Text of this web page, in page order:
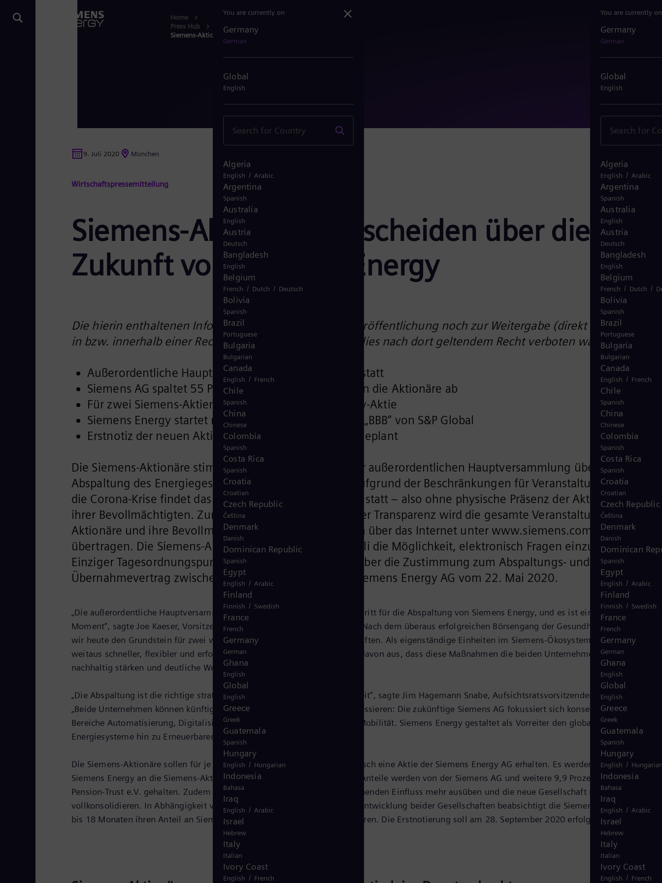
Home
Press Hub
Siemens-Aktionäre entscheiden über die Z...
You are currently on
Germany
German
Global
English
Algeria
English / Arabic
Argentina
Spanish
Australia
English
Austria
Deutsch
Bangladesh
English
Belgium
French / Dutch /
Bolivia
Spanish
Brazil
Portuguese
Bulgaria
Bulgarian
Canada
English / French
Chile
Spanish
China
Chinese
Colombia
Spanish
Costa Rica
Spanish
Croatia
Croatian
Czech Republic
Čeština
Denmark
Danish
Dominican
Spanish
Egypt
English / Arabic
Finland
Finnish / Swedish
France
French
Germany
German
Ghana
English
Global
English
Greece
Greek
Guatemala
Spanish
Hungary
English /
Indonesia
Bahasa
Iraq
English / Arabic
Israel
Hebrew
Italy
Italian
Ivory Coast
English / French
9. Juli 2020 München
Wirtschaftspressemitteilung
Siemens-Aktionäre entscheiden über die
Zukunft von Siemens Energy
Die hierin enthaltenen Informationen sind weder zur Veröffentlichung noch zur Weitergabe (direkt oder indirekt)
in bzw. innerhalb einer Rechtsordnung gedacht, in der dies nach dort geltendem Recht verboten wäre.
Außerordentliche Hauptversammlung findet virtuell statt
Siemens AG spaltet 55 Prozent der Siemens Energy an die Aktionäre ab
Für zwei Siemens-Aktien gibt es eine Siemens Energy-Aktie
Siemens Energy startet mit Investment-Grade-Rating „BBB“ von S&P Global
Erstnotiz der neuen Aktien für 28. September 2020 geplant
Die Siemens-Aktionäre stimmen heute im Rahmen einer außerordentlichen Hauptversammlung über die
Abspaltung des Energiegeschäfts der Siemens AG ab. Aufgrund der Beschränkungen für Veranstaltungen durch
die Corona-Krise findet das Aktionärstreffen rein virtuell statt – also ohne physische Präsenz der Aktionäre oder
ihrer Bevollmächtigten. Zur Gewährleistung umfassender Transparenz wird die gesamte Veranstaltung für
Aktionäre und ihre Bevollmächtigten live in Bild und Ton über das Internet unter www.siemens.com/hv-service
übertragen. Die Siemens-Aktionäre hatten bis zum 7. Juli die Möglichkeit, elektronisch Fragen einzureichen.
Einziger Tagesordnungspunkt ist die Beschlussfassung über die Zustimmung zum Abspaltungs- und
Übernahmevertrag zwischen der Siemens AG und der Siemens Energy AG vom 22. Mai 2020.
„Die außerordentliche Hauptversammlung ist der letzte entscheidende Schritt für die Abspaltung von Siemens Energy, und es ist ein historischer
Moment“, sagte Joe Kaeser, Vorsitzender des Vorstands der Siemens AG. „Nach dem überaus erfolgreichen Börsengang der Gesundheitstechnik legen
wir heute den Grundstein für zwei weitere fokussierte Siemens-Gesellschaften. Als eigenständige Einheiten im Siemens-Ökosystem können sie
weitaus schneller, flexibler und erfolgreicher agieren. Wir gehen deshalb davon aus, dass diese Maßnahmen die beiden Unternehmen für die Zukunft
nachhaltig stärken und deutliche Wertsteigerungen ermöglichen.“
„Die Abspaltung ist die richtige strategische Entscheidung zur richtigen Zeit“, sagte Jim Hagemann Snabe, Aufsichtsratsvorsitzender der Siemens AG.
„Beide Unternehmen können künftig noch besser globale Megatrends adressieren: Die zukünftige Siemens AG fokussiert sich konsequent auf die
Bereiche Automatisierung, Digitalisierung, intelligente Infrastruktur und Mobilität. Siemens Energy gestaltet als Vorreiter den globalen Wandel der
Energiesysteme hin zu Erneuerbaren Energien.“
Die Siemens-Aktionäre sollen für je zwei Aktien der Siemens AG automatisch eine Aktie der Siemens Energy AG erhalten. Es werden 55 Prozent von
Siemens Energy an die Siemens-Aktionäre abgespalten. 35,1 Prozent der Anteile werden von der Siemens AG und weitere 9,9 Prozent vom Siemens
Pension-Trust e.V. gehalten. Zudem wird die Siemens AG keinen beherrschenden Einfluss mehr ausüben und die neue Gesellschaft nicht
vollkonsolidieren. In Abhängigkeit von der strategischen und operativen Entwicklung beider Gesellschaften beabsichtigt die Siemens AG, binnen 12
bis 18 Monaten ihren Anteil an Siemens Energy weiter deutlich zu reduzieren. Die Erstnotierung soll am 28. September 2020 erfolgen.
You are currently on
Germany
German
Global
English
Algeria
English / Arabic
Argentina
Spanish
Australia
English
Austria
Deutsch
Bangladesh
English
Belgium
French / Dutch / Deutsch
Bolivia
Spanish
Brazil
Portuguese
Bulgaria
Bulgarian
Canada
English / French
Chile
Spanish
China
Chinese
Colombia
Spanish
Costa Rica
Spanish
Croatia
Croatian
Czech Republic
Čeština
Denmark
Danish
Dominican Republic
Spanish
Egypt
English / Arabic
Finland
Finnish / Swedish
France
French
Germany
German
Ghana
English
Global
English
Greece
Greek
Guatemala
Spanish
Hungary
English / Hungarian
Indonesia
Bahasa
Iraq
English / Arabic
Israel
Hebrew
Italy
Italian
Ivory Coast
English / French